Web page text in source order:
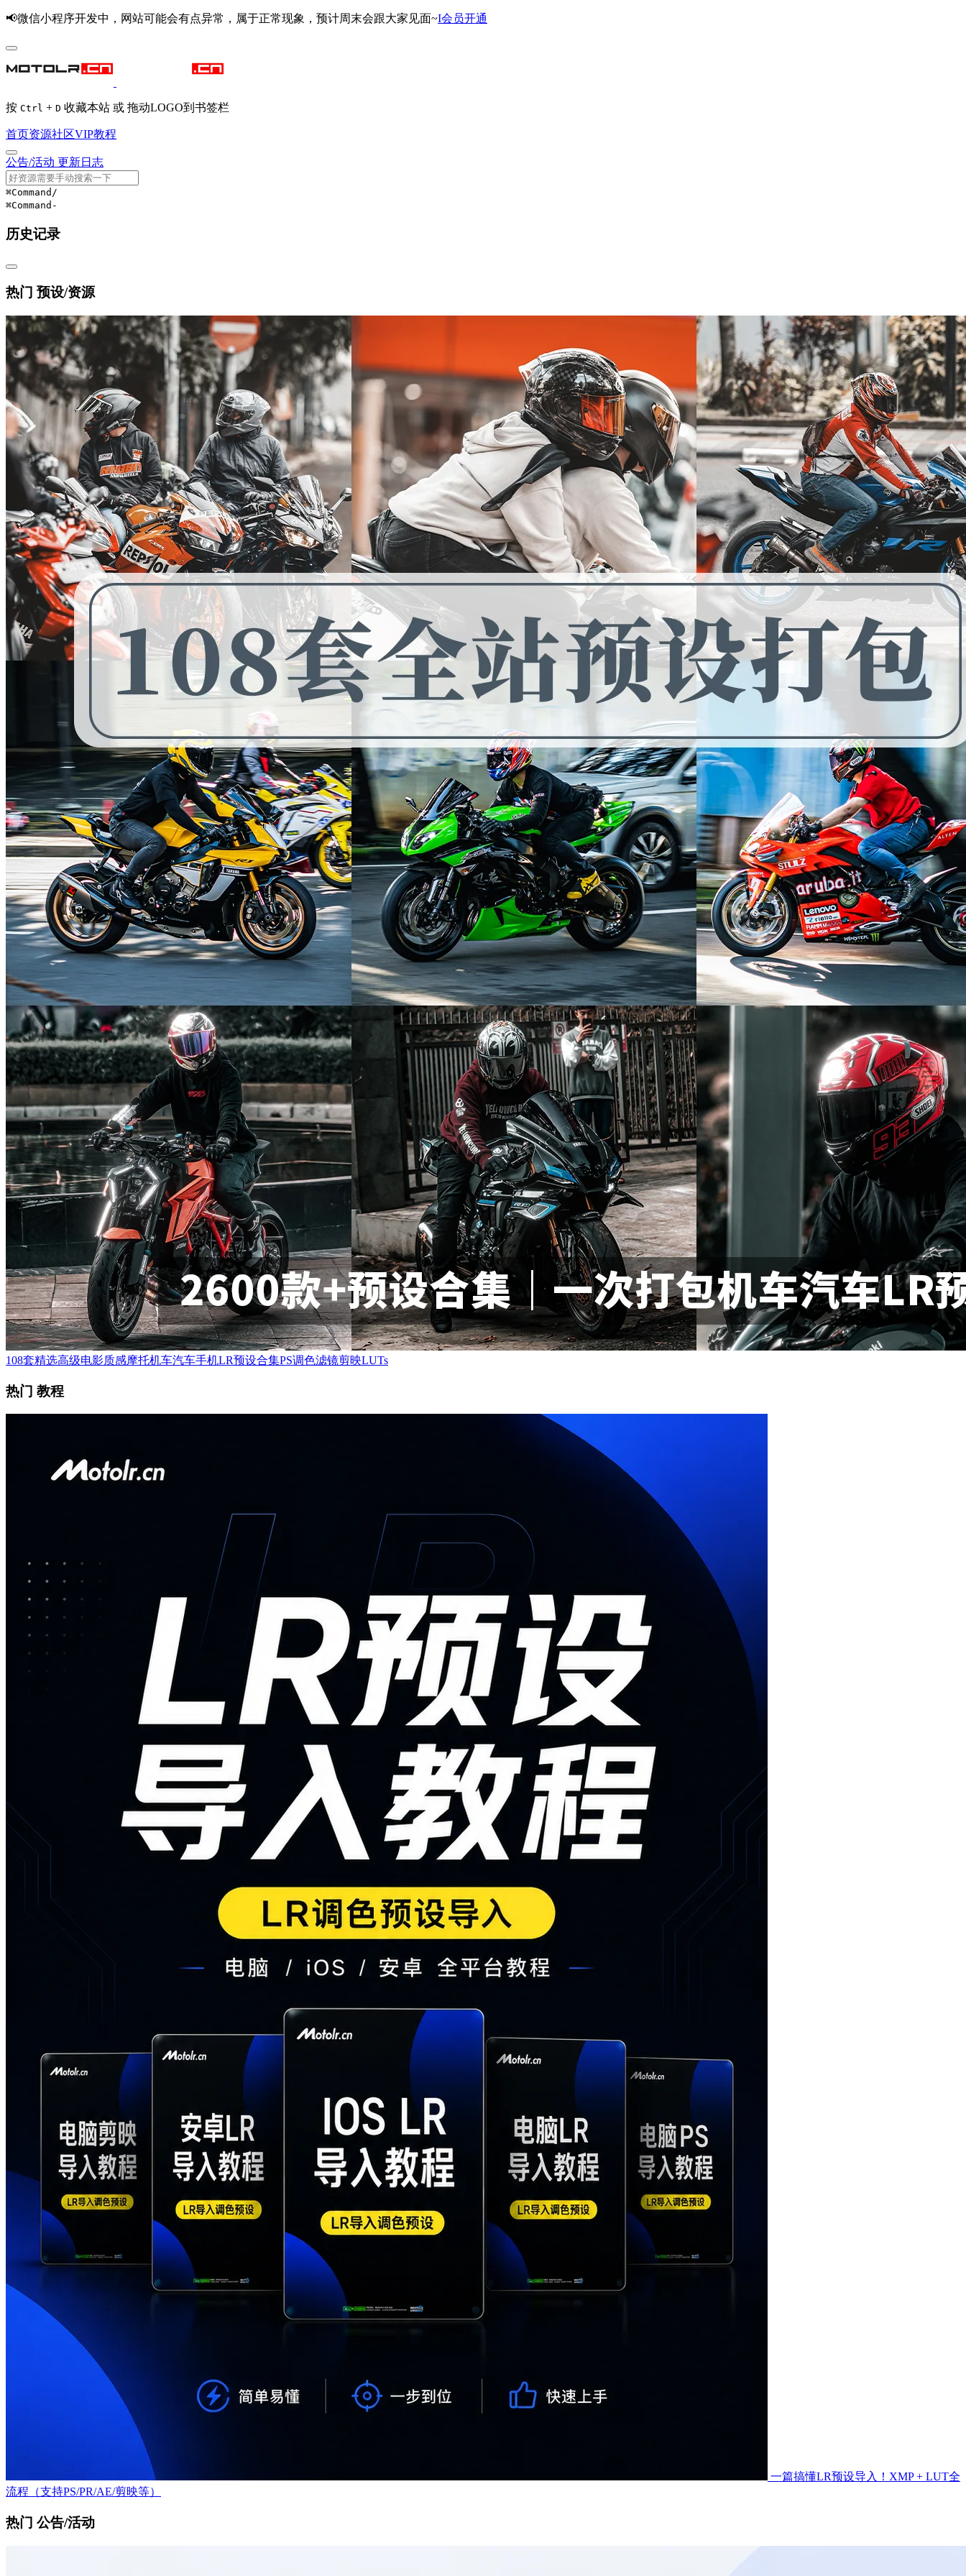
📢微信小程序开发中，网站可能会有点异常，属于正常现象，预计周末会跟大家见面~I会员开通
按 Ctrl + D 收藏本站 或 拖动LOGO到书签栏
首页资源社区VIP教程
公告/活动 更新日志
⌘Command /
⌘Command -
历史记录
热门 预设/资源
108套精选高级电影质感摩托机车汽车手机LR预设合集PS调色滤镜剪映LUTs
热门 教程
一篇搞懂LR预设导入！XMP + LUT全
流程（支持PS/PR/AE/剪映等）
热门 公告/活动